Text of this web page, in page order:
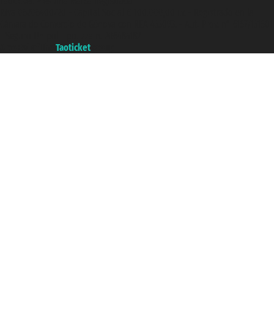
Taoticket